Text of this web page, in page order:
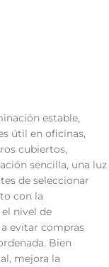
estable,
útil en oficinas,
cubiertos,
sencilla, una luz
de seleccionar
con la
nivel de
evitar compras
Bien
mejora la